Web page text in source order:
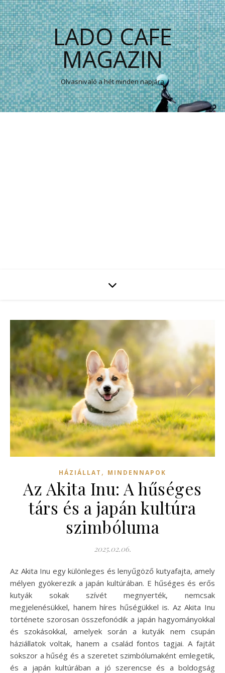
LADO CAFE
MAGAZIN
Olvasnivaló a hét minden napjára
HÁZIÁLLAT , MINDENNAPOK
Az Akita Inu: A hűséges
társ és a japán kultúra
szimbóluma
2025.02.06.
Az Akita Inu egy különleges és lenyűgöző kutyafajta, amely
mélyen gyökerezik a japán kultúrában. E hűséges és erős
kutyák sokak szívét megnyerték, nemcsak
megjelenésükkel, hanem híres hűségükkel is. Az Akita Inu
története szorosan összefonódik a japán hagyományokkal
és szokásokkal, amelyek során a kutyák nem csupán
háziállatok voltak, hanem a család fontos tagjai. A fajtát
sokszor a hűség és a szeretet szimbólumaként emlegetik,
és a japán kultúrában a jó szerencse és a boldogság